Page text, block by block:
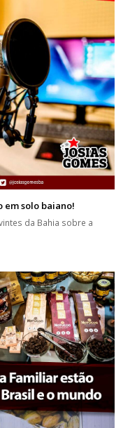
solo baiano!
da Bahia sobre a